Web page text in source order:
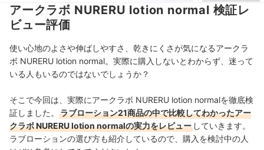
アークラボ NURERU lotion normal 検証レ
ビュー評価
使い心地のよさや伸ばしやすさ、乾きにくさが気になるアークラ
ボ NURERU lotion normal。実際に購入しないとわからず、迷って
いる人もいるのではないでしょうか？
そこで今回は、実際にアークラボ NURERU lotion normalを徹底検
証しました。
ラブローション21商品の中で比較してわかったアー
クラボ NURERU lotion normalの実力をレビュー していきます。
ラブローションの選び方も紹介しているので、購入を検討中の人